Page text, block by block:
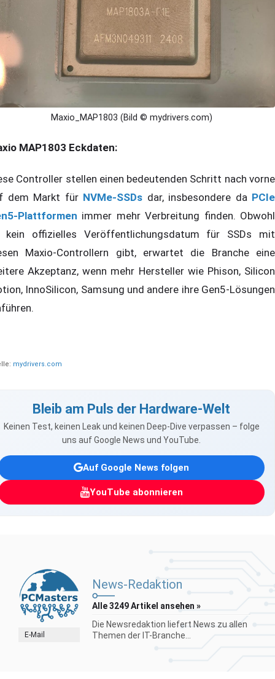
Maxio_MAP1803 (Bild © mydrivers.com)
MAP1803 Eckdaten:
Controller stellen einen bedeutenden Schritt nach vorne
dem Markt für NVMe-SSDs dar, insbesondere da PCIe
Plattformen immer mehr Verbreitung finden. Obwohl
kein offizielles Veröffentlichungsdatum für SSDs mit
Maxio-Controllern gibt, erwartet die Branche eine
Akzeptanz, wenn mehr Hersteller wie Phison, Silicon
InnoSilicon, Samsung und andere ihre Gen5-Lösungen
mydrivers.com
Bleib am Puls der Hardware-Welt
Keinen Test, keinen Leak und keinen Deep-Dive verpassen – folge
uns auf Google News und YouTube.
Auf Google News folgen
YouTube abonnieren
E-Mail
News-Redaktion
Alle 3249 Artikel ansehen »
Die Newsredaktion liefert News zu allen
Themen der IT-Branche...